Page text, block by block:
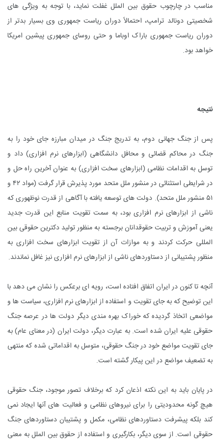
مناسب در چارچوب حقوق بین الملل غفلت نماید، با توجه به ویژگی های
شخصیتی دونالد ترامپ، احتمالاً دوران ریاست جمهوری وی بسیار بدتر از
دوران ریاست جمهوری باراک اوباما و حتی روسای جمهوری پیشین امریکا
خواهد بود.
نتیجه
پس از جنگ جهانی دوم، به تدریج جنگ در میدان مبارزه جای خود را به
جنگ در محاکم قضائی و محافل دانشگاهی (ابزارهای نرم افزاری) داد و
توسل به اقدامات نظامی (ابزارهای سخت افزاری) به عنوان آخرین راه حل و
در شرایطی استثنائی در منشور ملل متحد مورد پذیرش قرار گرفت (مواد ۴۲ و
۵۱ منشور ملل متحد). دولت های توسعه یافته با آگاهی از قدرت نوظهوری که
ناشی از ابزارهای نرم افزاری بود، به سمت تقویت منابع این قدرت جدید
یعنی آموزش و تربیت حقوقدانان برجسته به منظور تولید دکترین حقوقی بین
المللی حرکت کردند و به موازات آن از تقویت ابزارهای سخت افزاری به
منظور پشتیبانی از دستاوردهای ناشی از ابزارهای نرم افزاری نیز غافل نماندند.
آنچه تا کنون در ایران اتفاق افتاده است، رویه ای برعکس را نشان می دهد با
این توضیح که به جای تقویت و استفاده از ابزارهای نرم افزاری، سیاست ها و
مواضعی اتخاذ گردیده که خوراک بهره مندی دیگر دولت ها در عرصه جنگ
حقوقی علیه ایران شده است. به عبارت دیگر، دولت ایران (در معنای عام) به
جای تقویت مواضع خود در جنگ حقوقی، متوسل به اقداماتی شده که منتهی
به تضعیف مواضع در این پیکار گشته است.
در پایان باید به این نکته اذعان کرد که برخلاف تصور موجود، جنگ حقوقی
هیچ گونه محدودیتی را برای نیروهای نظامی و فعالیت های آنها ایجاد نمی
کند بلکه پیشرفت دستاوردهای نظامی، مکمل و پشتیبان دستاوردهای جنگ
حقوقی است. از سوی دیگر، بکارگیری و استفاده از حقوق بین الملل به معنی